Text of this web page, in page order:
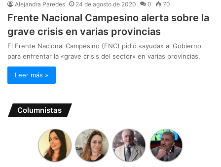
Alejandra Paredes 24 de agosto de 2020 0 70
Frente Nacional Campesino alerta sobre la
grave crisis en varias provincias
El Frente Nacional Campesino (FNC) pidió «ayuda» al Gobierno
para enfrentar la «grave crisis del sector» en varias provincias.
Leer más »
Columnistas